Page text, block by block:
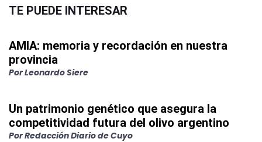
TE PUEDE INTERESAR
AMIA: memoria y recordación en nuestra
provincia
PorLeonardo Siere
Un patrimonio genético que asegura la
competitividad futura del olivo argentino
PorRedacción Diario de Cuyo